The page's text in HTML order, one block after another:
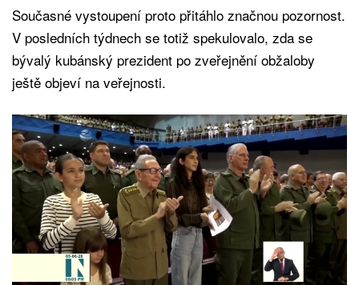
Současné vystoupení proto přitáhlo značnou pozornost.
V posledních týdnech se totiž spekulovalo, zda se
bývalý kubánský prezident po zveřejnění obžaloby
ještě objeví na veřejnosti.